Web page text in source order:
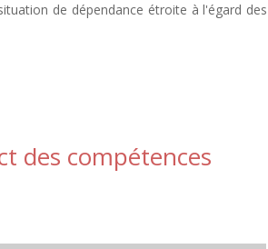
de dépendance étroite à l'égard des
des compétences